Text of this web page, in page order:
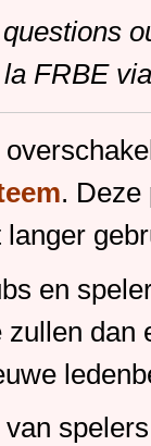
la FRBE
. Deze
langer
en
dan